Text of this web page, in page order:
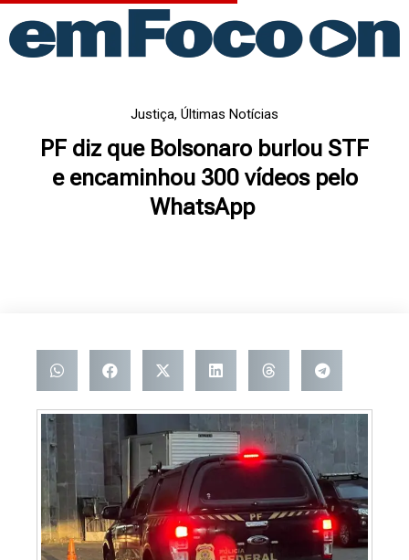
para
Justiça, Últimas Notícias
PF diz que Bolsonaro burlou STF
e encaminhou 300 vídeos pelo
WhatsApp